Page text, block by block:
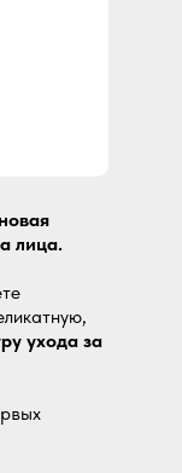
лица.
ухода за